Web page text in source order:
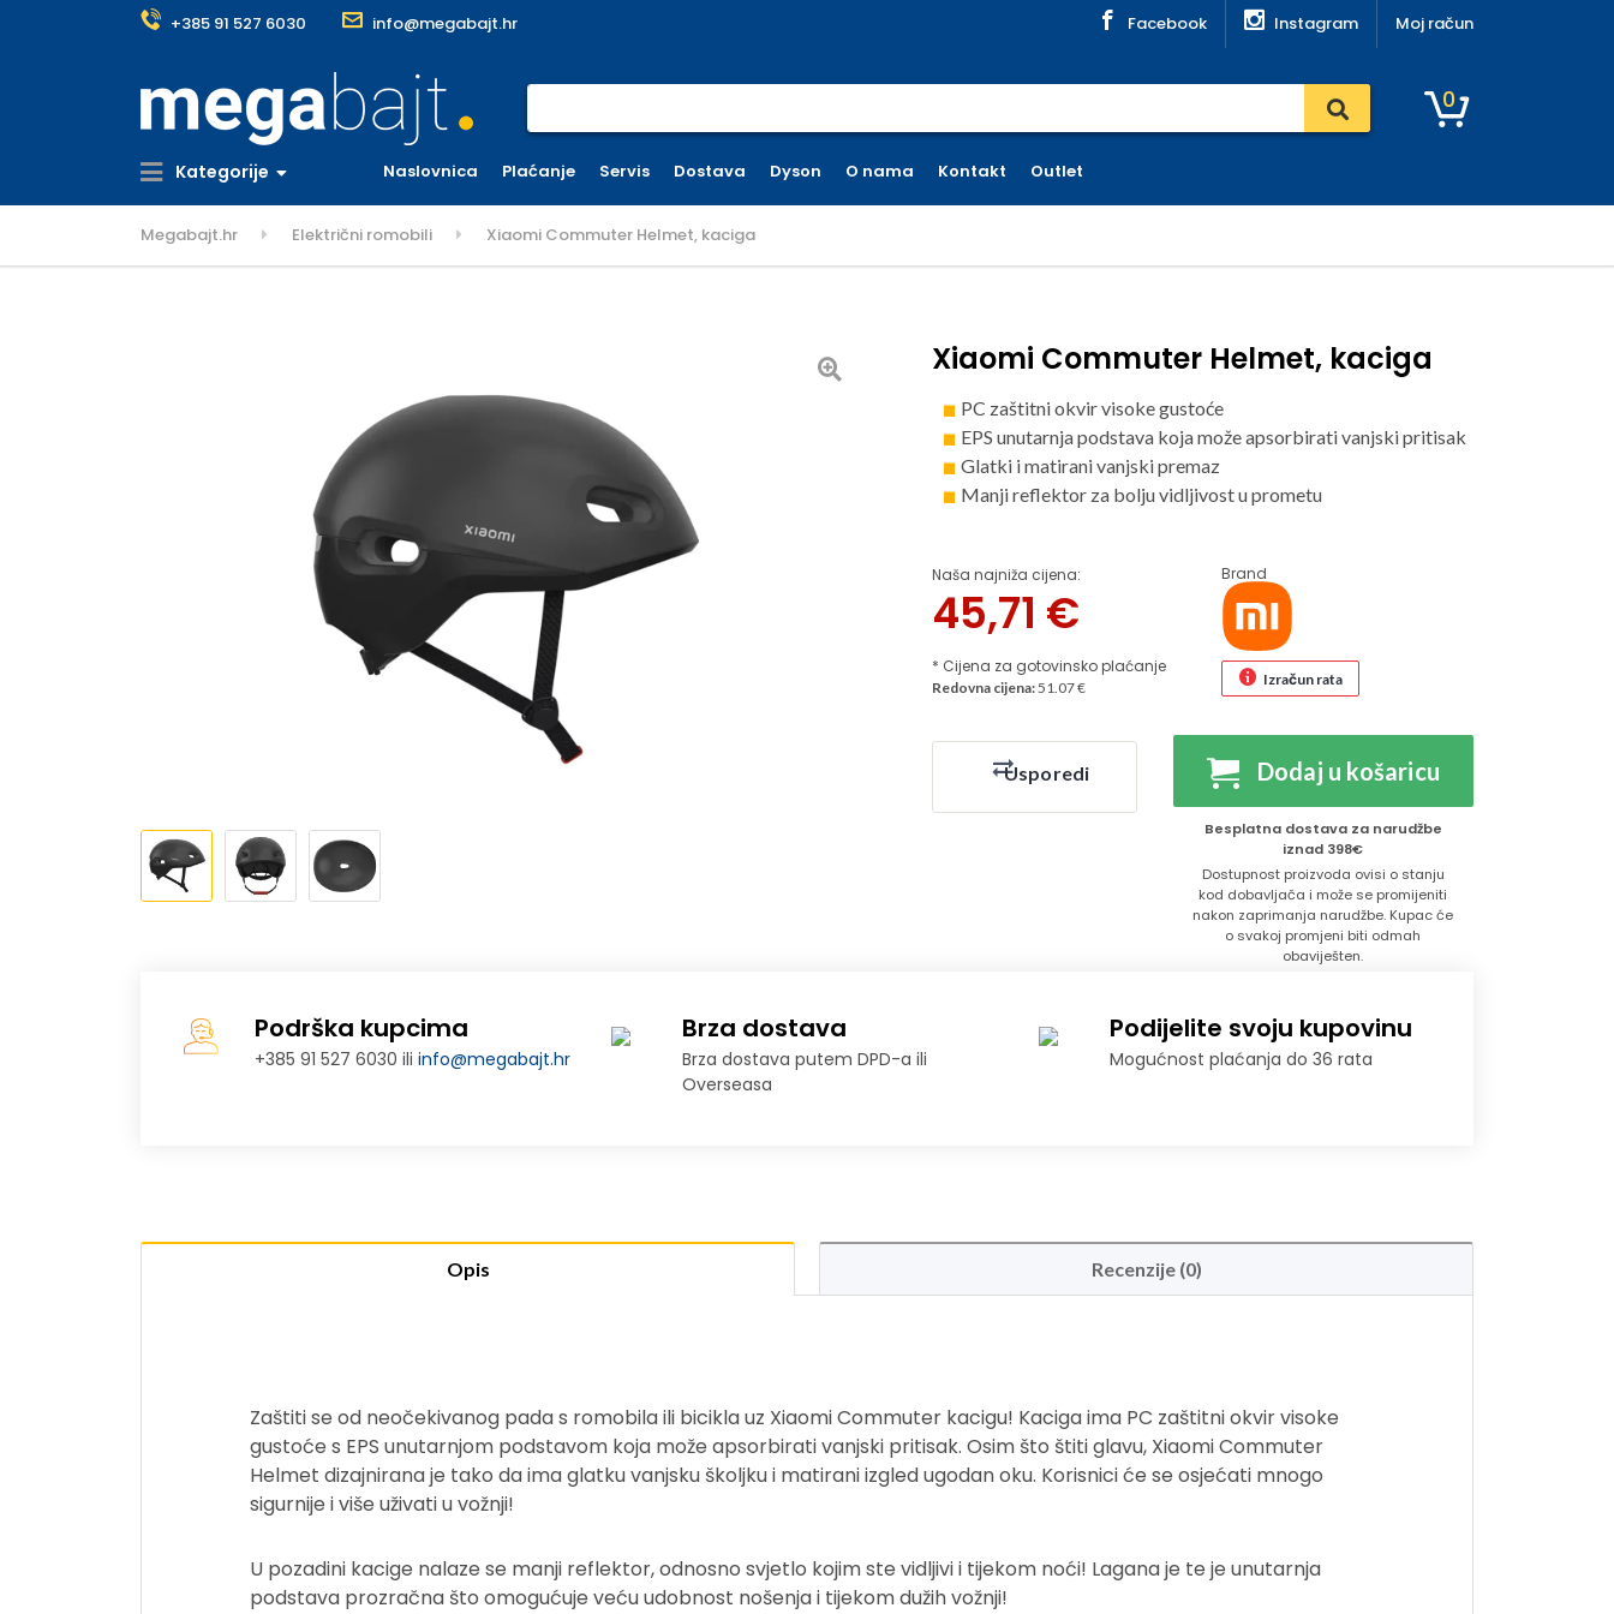
+385 91 527 6030 info@megabajt.hr Facebook Instagram Moj račun
0
Kategorije Naslovnica Plaćanje Servis Dostava Dyson O nama Kontakt Outlet
Megabajt.hr Električni romobili Xiaomi Commuter Helmet, kaciga
Xiaomi Commuter Helmet, kaciga
PC zaštitni okvir visoke gustoće
EPS unutarnja podstava koja može apsorbirati vanjski pritisak
Glatki i matirani vanjski premaz
Manji reflektor za bolju vidljivost u prometu
Naša najniža cijena:
45,71 €
* Cijena za gotovinsko plaćanje
Brand
Redovna cijena:51.07 € Izračun rata
Usporedi Dodaj u košaricu
Besplatna dostava za narudžbe
iznad 398€
Dostupnost proizvoda ovisi o stanju
kod dobavljača i može se promijeniti
nakon zaprimanja narudžbe. Kupac će
o svakoj promjeni biti odmah
obaviješten.
Podrška kupcima
+385 91 527 6030 iliinfo@megabajt.hr
Brza dostava
Brza dostava putem DPD-a ili
Overseasa
Podijelite svoju kupovinu
Mogućnost plaćanja do 36 rata
Opis Recenzije (0)
Zaštiti se od neočekivanog pada s romobila ili bicikla uz Xiaomi Commuter kacigu! Kaciga ima PC zaštitni okvir visoke
gustoće s EPS unutarnjom podstavom koja može apsorbirati vanjski pritisak. Osim što štiti glavu, Xiaomi Commuter
Helmet dizajnirana je tako da ima glatku vanjsku školjku i matirani izgled ugodan oku. Korisnici će se osjećati mnogo
sigurnije i više uživati u vožnji!
U pozadini kacige nalaze se manji reflektor, odnosno svjetlo kojim ste vidljivi i tijekom noći! Lagana je te je unutarnja
podstava prozračna što omogućuje veću udobnost nošenja i tijekom dužih vožnji!